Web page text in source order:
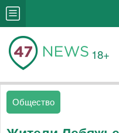
18+
Общество